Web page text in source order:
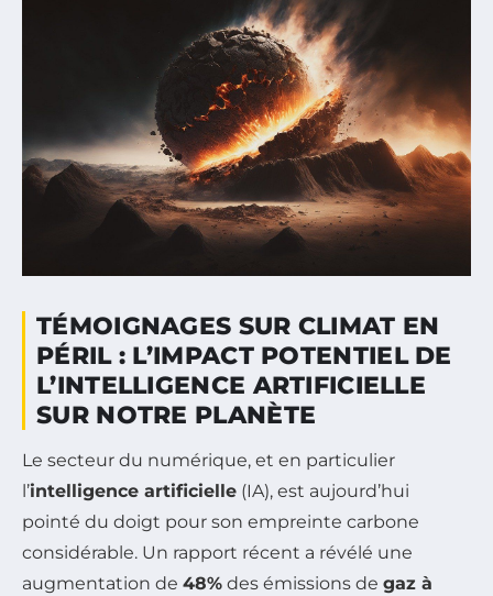
TÉMOIGNAGES SUR CLIMAT EN
PÉRIL : L’IMPACT POTENTIEL DE
L’INTELLIGENCE ARTIFICIELLE
SUR NOTRE PLANÈTE
Le secteur du numérique, et en particulier
l’intelligence artificielle (IA), est aujourd’hui
pointé du doigt pour son empreinte carbone
considérable. Un rapport récent a révélé une
augmentation de 48% des émissions de gaz à